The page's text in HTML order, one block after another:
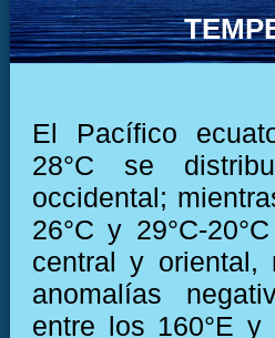
El Pacífico
28°C se
occidental;
26°C y 29°C-
central y oriental,
anomalías
entre los 160°E y